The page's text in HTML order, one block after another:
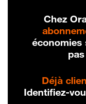
Chez
économies
Déjà
Identifiez-